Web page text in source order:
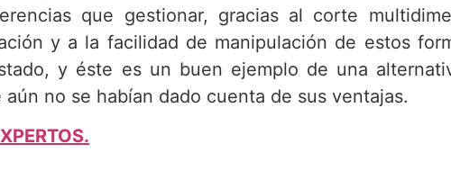
que gestionar, gracias al corte
y a la facilidad de manipulación de estos
y éste es un buen ejemplo de una
no se habían dado cuenta de sus ventajas.